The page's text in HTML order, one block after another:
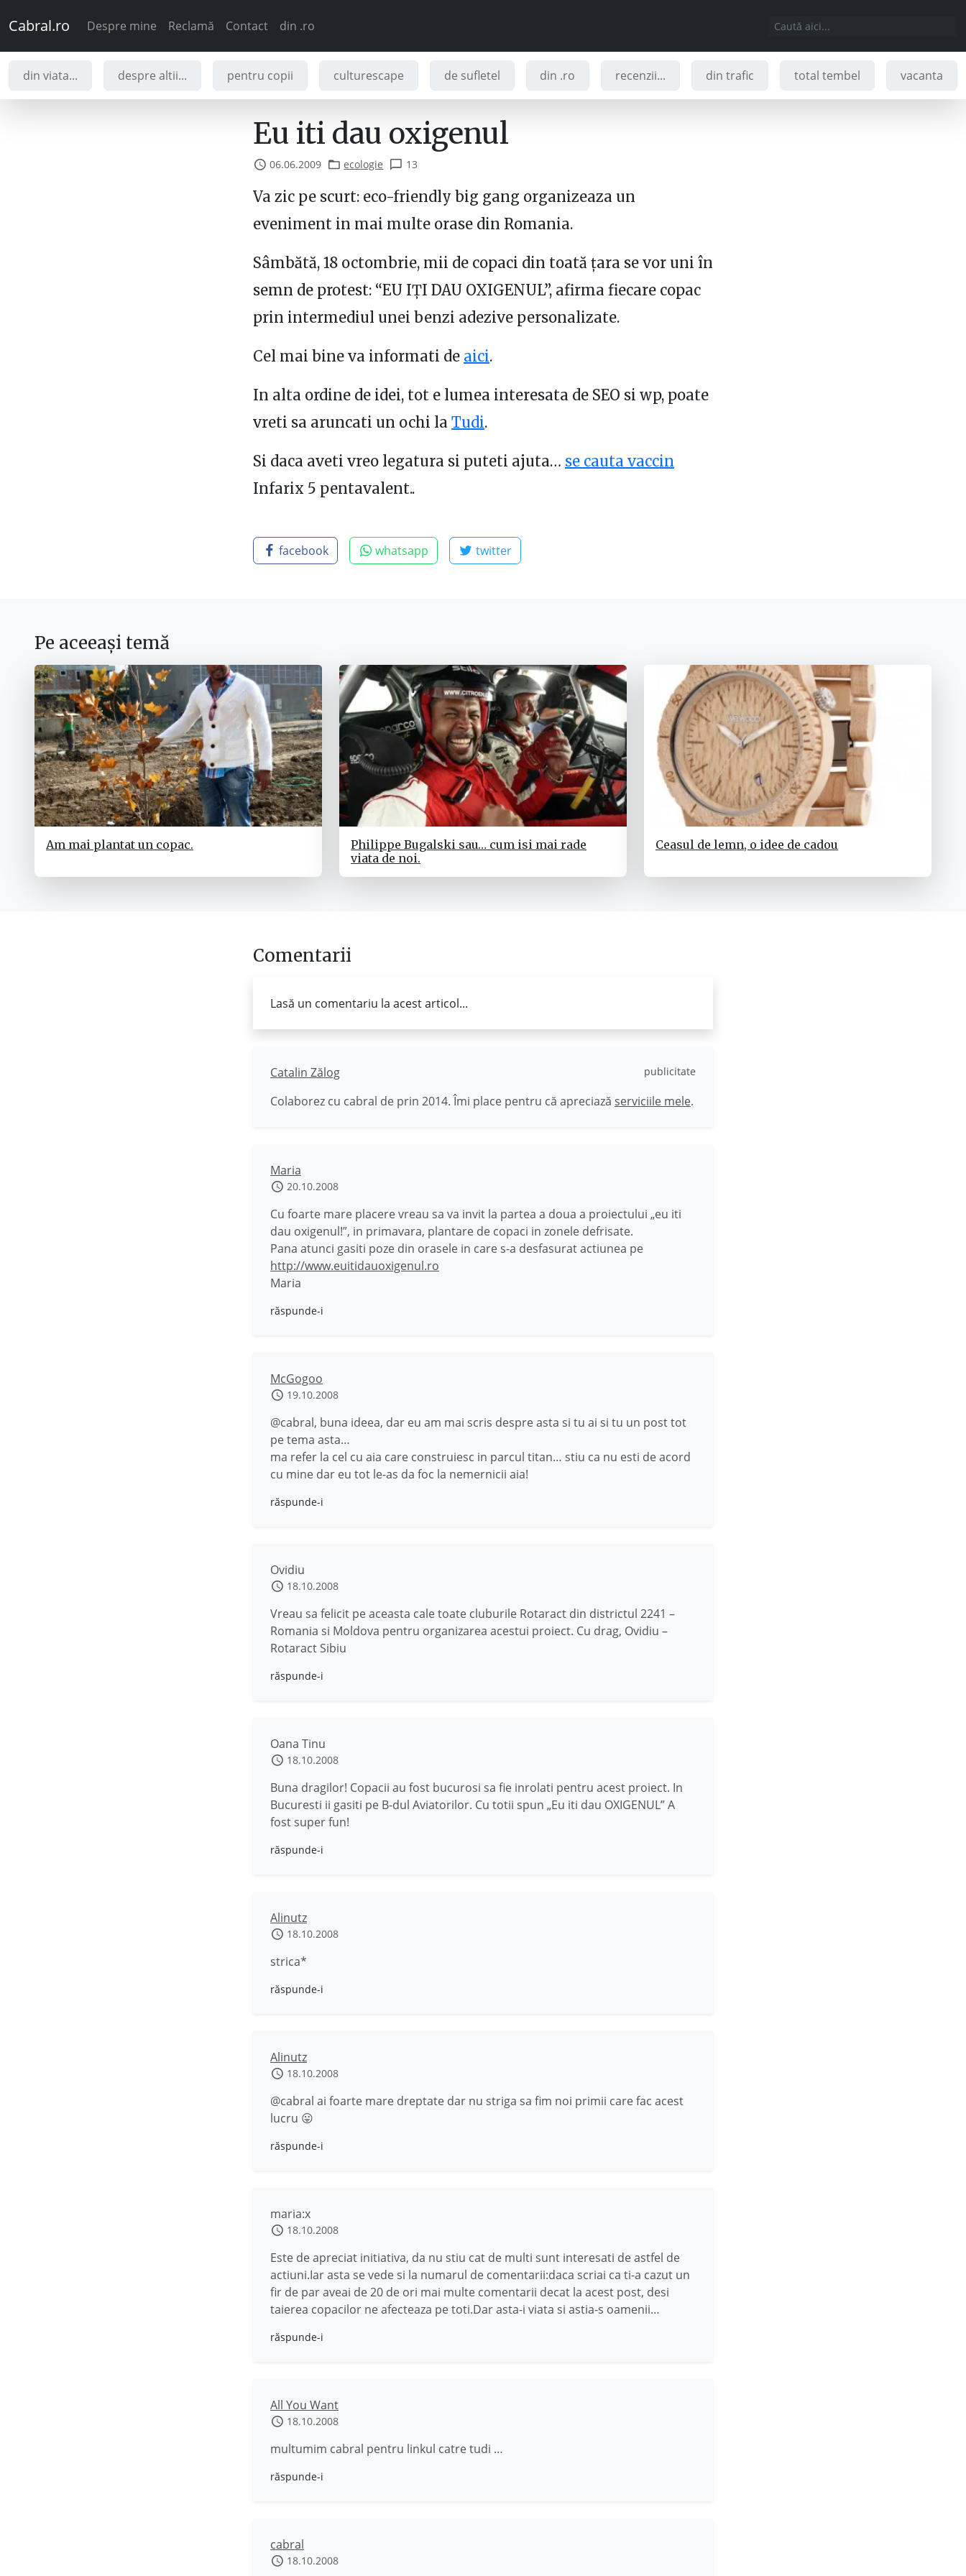
Cabral.ro Despre mine Reclamă Contact din .ro
din viata... despre altii... pentru copii culturescape de sufletel din .ro recenzii... din trafic total tembel vacanta
Eu iti dau oxigenul
06.06.2009 ecologie 13
Va zic pe scurt: eco-friendly big gang organizeaza un
eveniment in mai multe orase din Romania.
Sâmbătă, 18 octombrie, mii de copaci din toată ţara se vor uni în
semn de protest: “EU IŢI DAU OXIGENUL”, afirma fiecare copac
prin intermediul unei benzi adezive personalizate.
Cel mai bine va informati de aici.
In alta ordine de idei, tot e lumea interesata de SEO si wp, poate
vreti sa aruncati un ochi la Tudi.
Si daca aveti vreo legatura si puteti ajuta… se cauta vaccin
Infarix 5 pentavalent..
facebook whatsapp twitter
Pe aceeași temă
Am mai plantat un copac.
Philippe Bugalski sau… cum isi mai rade
viata de noi.
Ceasul de lemn, o idee de cadou
Comentarii
Lasă un comentariu la acest articol...
Catalin Zălog publicitate
Colaborez cu cabral de prin 2014. Îmi place pentru că apreciază serviciile mele.
Maria
20.10.2008
Cu foarte mare placere vreau sa va invit la partea a doua a proiectului „eu iti
dau oxigenul!”, in primavara, plantare de copaci in zonele defrisate.
Pana atunci gasiti poze din orasele in care s-a desfasurat actiunea pe
http://www.euitidauoxigenul.ro
Maria
răspunde-i
McGogoo
19.10.2008
@cabral, buna ideea, dar eu am mai scris despre asta si tu ai si tu un post tot
pe tema asta…
ma refer la cel cu aia care construiesc in parcul titan… stiu ca nu esti de acord
cu mine dar eu tot le-as da foc la nemernicii aia!
răspunde-i
Ovidiu
18.10.2008
Vreau sa felicit pe aceasta cale toate cluburile Rotaract din districtul 2241 –
Romania si Moldova pentru organizarea acestui proiect. Cu drag, Ovidiu –
Rotaract Sibiu
răspunde-i
Oana Tinu
18.10.2008
Buna dragilor! Copacii au fost bucurosi sa fie inrolati pentru acest proiect. In
Bucuresti ii gasiti pe B-dul Aviatorilor. Cu totii spun „Eu iti dau OXIGENUL” A
fost super fun!
răspunde-i
Alinutz
18.10.2008
strica*
răspunde-i
Alinutz
18.10.2008
@cabral ai foarte mare dreptate dar nu striga sa fim noi primii care fac acest
lucru 😛
răspunde-i
maria:x
18.10.2008
Este de apreciat initiativa, da nu stiu cat de multi sunt interesati de astfel de
actiuni.Iar asta se vede si la numarul de comentarii:daca scriai ca ti-a cazut un
fir de par aveai de 20 de ori mai multe comentarii decat la acest post, desi
taierea copacilor ne afecteaza pe toti.Dar asta-i viata si astia-s oamenii…
răspunde-i
All You Want
18.10.2008
multumim cabral pentru linkul catre tudi …
răspunde-i
cabral
18.10.2008